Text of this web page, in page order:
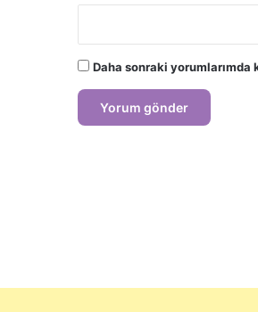
Daha sonraki yorumlarımda